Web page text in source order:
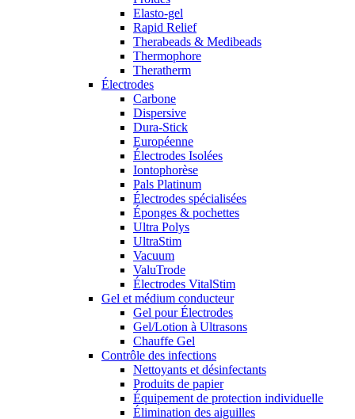
Elasto-gel
Rapid Relief
Therabeads & Medibeads
Thermophore
Theratherm
Électrodes
Carbone
Dispersive
Dura-Stick
Européenne
Électrodes Isolées
Iontophorèse
Pals Platinum
Électrodes spécialisées
Éponges & pochettes
Ultra Polys
UltraStim
Vacuum
ValuTrode
Électrodes VitalStim
Gel et médium conducteur
Gel pour Électrodes
Gel/Lotion à Ultrasons
Chauffe Gel
Contrôle des infections
Nettoyants et désinfectants
Produits de papier
Équipement de protection individuelle
Élimination des aiguilles